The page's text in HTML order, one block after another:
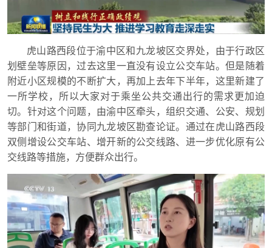
虎山路西段位于渝中区和九龙坡区交界处，由于行政区
划壁垒等原因，过去这里一直没有设立公交车站。但是随着
附近小区规模的不断扩大，再加上去年下半年，这里新建了
一所学校，所以大家对于乘坐公共交通出行的需求更加迫
切。针对这个问题，由渝中区牵头，组织交通、公安、规划
等部门和街道，协同九龙坡区勘查论证。通过在虎山路西段
双侧增设公交车站、增开新的公交线路、进一步优化原有公
交线路等措施，方便群众出行。